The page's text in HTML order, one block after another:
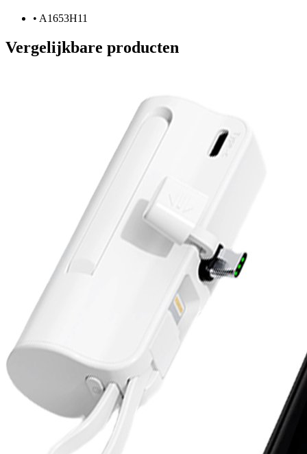
• A1653H11
Vergelijkbare producten